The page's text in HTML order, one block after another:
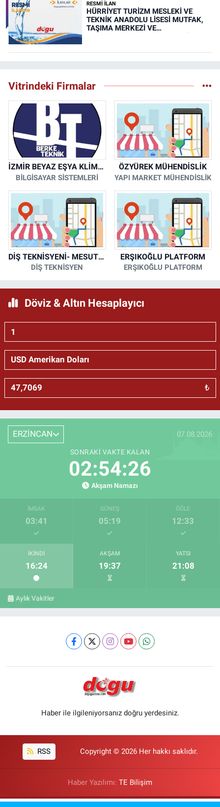
RESMİ İLAN
HÜRRİYET TURİZM MESLEKİ VE
TEKNİK ANADOLU LİSESİ MUTFAK,
TAŞIMA MERKEZİ VE
Vitrindeki Firmalar
İZMİR BEYAZ EŞYA KLİMA KOMBİ SERVİSİ
BİLGİSAYAR SİSTEMLERİ
ÖZYÜREK MÜHENDİSLİK
YAPI MARKET MÜHENDİSLİK
DİŞ TEKNİSYENİ- MESUT KORKMAZ
DİŞ TEKNİSYEN
ERŞIKOĞLU PLATFORM
ERŞIKOĞLU PLATFORM
Döviz & Altın Hesaplayıcı
₺
ERZİNCAN 07.08.2026
SONRAKI VAKTE KALAN
02:54:25
Akşam Namazı
İMSAK
03:41
GÜNEŞ
05:19
ÖĞLE
12:33
İKINDI
16:24
AKŞAM
19:37
YATSI
21:08
Aylık Vakitler
Haber ile ilgileniyorsanız doğru yerdesiniz.
RSS Copyright © 2026 Her hakkı saklıdır.
Haber Yazılımı: TE Bilişim